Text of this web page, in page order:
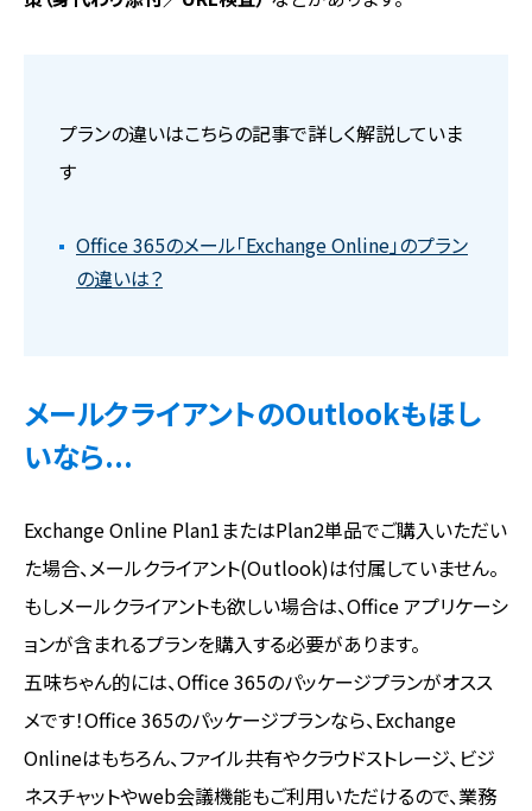
プランの違いはこちらの記事で詳しく解説していま
す
Office 365のメール「Exchange Online」のプラン
の違いは？
メールクライアントのOutlookもほし
いなら...
Exchange Online Plan1またはPlan2単品でご購入いただい
た場合、メールクライアント(Outlook)は付属していません。
もしメールクライアントも欲しい場合は、Office アプリケーシ
ョンが含まれるプランを購入する必要があります。
五味ちゃん的には、Office 365のパッケージプランがオスス
メです！Office 365のパッケージプランなら、Exchange
Onlineはもちろん、ファイル共有やクラウドストレージ、ビジ
ネスチャットやweb会議機能もご利用いただけるので、業務